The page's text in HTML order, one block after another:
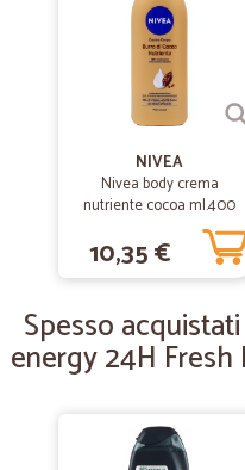
Ottimi prodotti. Consegna rapida
— Antonio M.
Veloci e precisi
Nulla da ridire sanno fare bene
— Leonardo
Ottimo
Ottimo servizio
NIVEA
Nivea body crema
nutriente cocoa ml.400
10,35 €
Spesso
energy 24H